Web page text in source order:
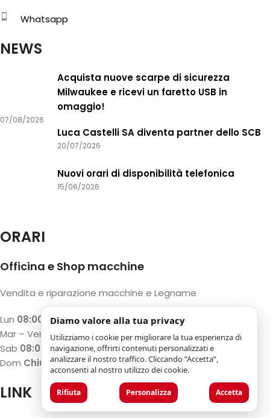
Whatsapp
NEWS
Acquista nuove scarpe di sicurezza
Milwaukee e ricevi un faretto USB in
omaggio!
07/08/2026
Luca Castelli SA diventa partner dello SCB
20/07/2026
Nuovi orari di disponibilità telefonica
15/06/2026
ORARI
Officina e Shop macchine
Vendita e riparazione macchine e Legname
Lun 08:00 – 12:00 / 13:00 – 17:00
Mar – Ven
07:30 – 12:00 / 13:00 – 18:00
Sab 08:00 – 12:00 / 13:00 – 17:00
Dom Chiuso
LINK
Diamo valore alla tua privacy
Utilizziamo i cookie per migliorare la tua esperienza di
navigazione, offrirti contenuti personalizzati e
analizzare il nostro traffico. Cliccando “Accetta”,
acconsenti al nostro utilizzo dei cookie.
Rifiuta Personalizza Accetta